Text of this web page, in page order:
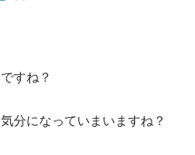
すね？
分になっていまいますね？